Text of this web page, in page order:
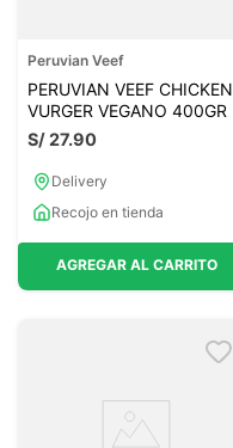
Peruvian Veef
PERUVIAN VEEF CHICKEN
VURGER VEGANO 400GR
S/27.90
Delivery
Recojo en tienda
AGREGAR AL CARRITO